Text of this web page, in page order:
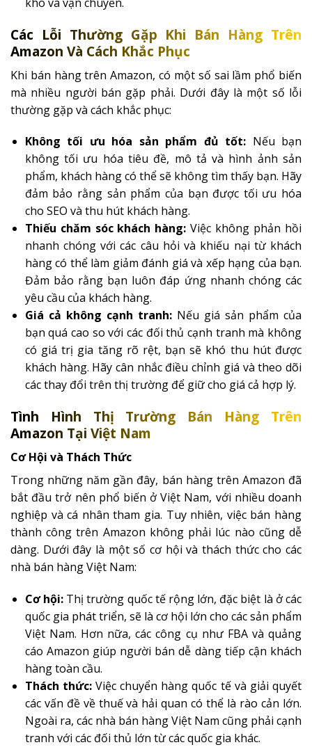
Các Lỗi Thường Gặp Khi Bán Hàng Trên
Amazon Và Cách Khắc Phục
Khi bán hàng trên Amazon, có một số sai lầm phổ biến
mà nhiều người bán gặp phải. Dưới đây là một số lỗi
thường gặp và cách khắc phục:
Không tối ưu hóa sản phẩm đủ tốt: Nếu bạn
không tối ưu hóa tiêu đề, mô tả và hình ảnh sản
phẩm, khách hàng có thể sẽ không tìm thấy bạn. Hãy
đảm bảo rằng sản phẩm của bạn được tối ưu hóa
cho SEO và thu hút khách hàng.
Thiếu chăm sóc khách hàng: Việc không phản hồi
nhanh chóng với các câu hỏi và khiếu nại từ khách
hàng có thể làm giảm đánh giá và xếp hạng của bạn.
Đảm bảo rằng bạn luôn đáp ứng nhanh chóng các
yêu cầu của khách hàng.
Giá cả không cạnh tranh:Nếu giá sản phẩm của
bạn quá cao so với các đối thủ cạnh tranh mà không
có giá trị gia tăng rõ rệt, bạn sẽ khó thu hút được
khách hàng. Hãy cân nhắc điều chỉnh giá và theo dõi
các thay đổi trên thị trường để giữ cho giá cả hợp lý.
Tình Hình Thị Trường Bán Hàng Trên
Amazon Tại Việt Nam
Cơ Hội và Thách Thức
Trong những năm gần đây, bán hàng trên Amazon đã
bắt đầu trở nên phổ biến ở Việt Nam, với nhiều doanh
nghiệp và cá nhân tham gia. Tuy nhiên, việc bán hàng
thành công trên Amazon không phải lúc nào cũng dễ
dàng. Dưới đây là một số cơ hội và thách thức cho các
nhà bán hàng Việt Nam:
Cơ hội:Thị trường quốc tế rộng lớn, đặc biệt là ở các
quốc gia phát triển, sẽ là cơ hội lớn cho các sản phẩm
Việt Nam. Hơn nữa, các công cụ như FBA và quảng
cáo Amazon giúp người bán dễ dàng tiếp cận khách
hàng toàn cầu.
Thách thức:Việc chuyển hàng quốc tế và giải quyết
các vấn đề về thuế và hải quan có thể là rào cản lớn.
Ngoài ra, các nhà bán hàng Việt Nam cũng phải cạnh
tranh với các đối thủ lớn từ các quốc gia khác.